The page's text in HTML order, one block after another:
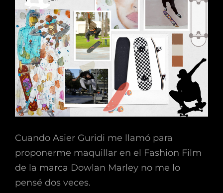
Cuando Asier Guridi me llamó para
proponerme maquillar en el Fashion Film
de la marca Dowlan Marley no me lo
pensé dos veces.